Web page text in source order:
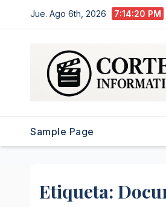
al
Jue. Ago 6th, 2026 7:14:20 PM
Sample Page
Etiqueta: